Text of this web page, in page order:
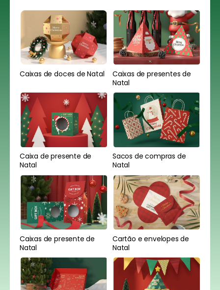
Caixas de doces de Natal
Caixas de presentes de
Natal
Caixa de presente de
Natal
Sacos de compras de
Natal
Caixas de presente de
Natal
Cartão e envelopes de
Natal